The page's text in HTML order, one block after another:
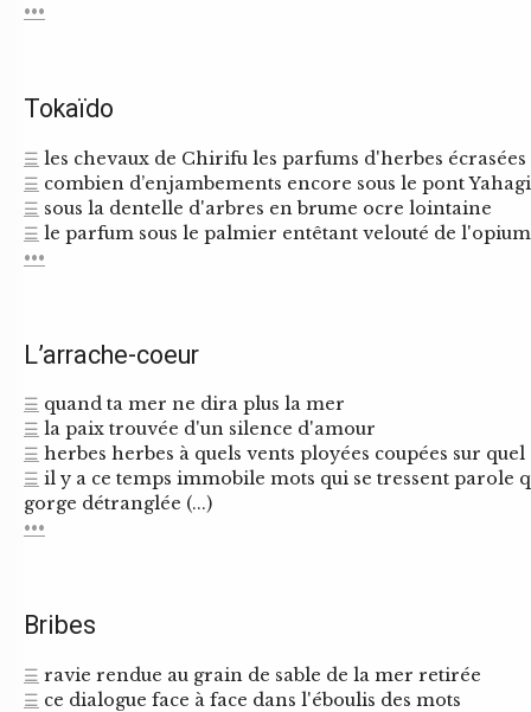
•••
Tokaïdo
☰ les chevaux de Chirifu les parfums d'herbes écrasées
☰ combien d’enjambements encore sous le pont
☰ sous la dentelle d'arbres en brume ocre lointaine
☰ le parfum sous le palmier entêtant velouté de l'opium
•••
L’arrache-coeur
☰ quand ta mer ne dira plus la mer
☰ la paix trouvée d'un silence d'amour
☰ herbes herbes à quels vents ployées coupées sur quel
☰ il y a ce temps immobile mots qui se tressent parole
gorge détranglée (...)
•••
Bribes
☰ ravie rendue au grain de sable de la mer retirée
☰ ce dialogue face à face dans l'éboulis des mots